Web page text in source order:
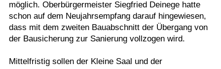
möglich. Oberbürgermeister Siegfried Deinege hatte
schon auf dem Neujahrsempfang darauf hingewiesen,
dass mit dem zweiten Bauabschnitt der Übergang von
der Bausicherung zur Sanierung vollzogen wird.
Mittelfristig sollen der Kleine Saal und der